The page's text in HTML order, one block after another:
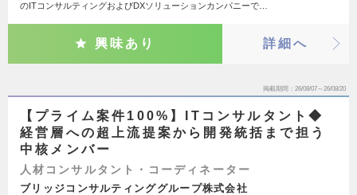
のITコンサルティングおよびDXソリューションカンパニーで…
興味あり 詳細へ
掲載期間 26/08/07～26/08/20
【プライム案件100%】ITコンサルタント◆
経営層への超上流提案から開発統括まで担う
中核メンバー
人材コンサルタント・コーディネーター
ブリッジコンサルティンググループ株式会社